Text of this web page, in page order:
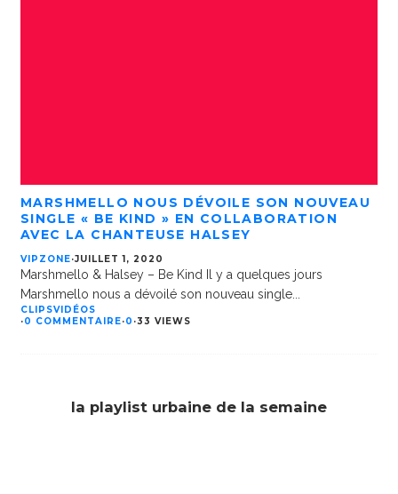
MARSHMELLO NOUS DÉVOILE SON NOUVEAU
SINGLE « BE KIND » EN COLLABORATION
AVEC LA CHANTEUSE HALSEY
VIPZONE·JUILLET 1, 2020
Marshmello & Halsey – Be Kind Il y a quelques jours
Marshmello nous a dévoilé son nouveau single
CLIPSVIDÉOS
·0 COMMENTAIRE·0 ·33 VIEWS
la playlist urbaine de la semaine